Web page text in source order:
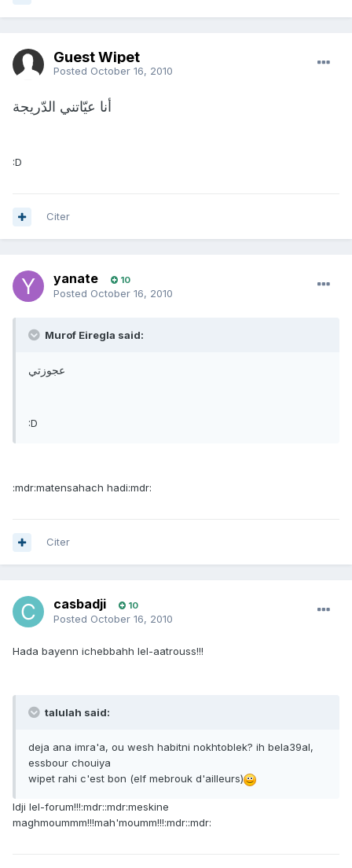
Guest Wipet
Posted October 16, 2010
أنا عيّاتني الدّريجة
:D
Citer
yanate 10
Posted October 16, 2010
Murof Eiregla said:
عجوزتي
:D
:mdr:matensahach hadi:mdr:
Citer
casbadji 10
Posted October 16, 2010
Hada bayenn ichebbahh lel-aatrouss!!!
talulah said:
deja ana imra'a, ou wesh habitni nokhtoblek? ih bela39al,
essbour chouiya
wipet rahi c'est bon (elf mebrouk d'ailleurs)
Idji lel-forum!!!:mdr::mdr:meskine
maghmoummm!!!mah'moumm!!!:mdr::mdr: